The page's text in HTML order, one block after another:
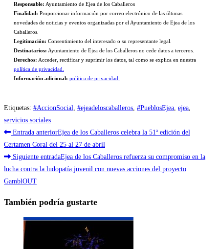
Responsable: Ayuntamiento de Ejea de los Caballeros
Finalidad: Proporcionar información por correo electrónico de las últimas
novedades de noticias y eventos organizadas por el Ayuntamiento de Ejea de los
Caballeros.
Legitimación: Consentimiento del interesado o su representante legal.
Destinatarios: Ayuntamiento de Ejea de los Caballeros no cede datos a terceros.
Derechos: Acceder, rectificar y suprimir los datos, tal como se explica en nuestra
política de privacidad.
Información adicional: política de privacidad.
Etiquetas: #AccionSocial #ejeadeloscaballeros #PueblosEjea ejea
servicios sociales
Leer
más
artículos
Entrada anteriorEjea de los Caballeros celebra la 51ª edición del
Certamen Coral del 25 al 27 de abril
Siguiente entradaEjea de los Caballeros refuerza su compromiso en la
lucha contra la ludopatía juvenil con nuevas acciones del proyecto
GamblOUT
También podría gustarte